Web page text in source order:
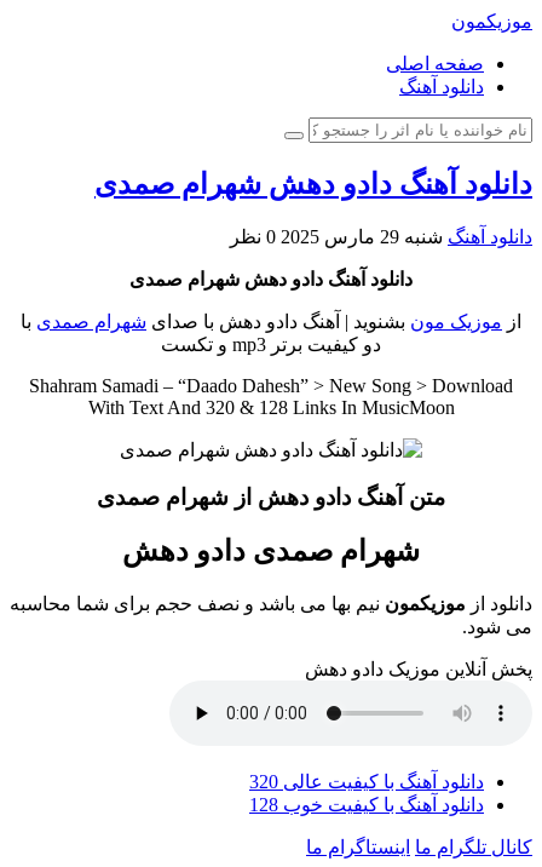
موزیکمون
صفحه اصلی
دانلود آهنگ
دانلود آهنگ دادو دهش شهرام صمدی
دانلود آهنگ شنبه 29 مارس 2025 0 نظر
دانلود آهنگ دادو دهش شهرام صمدی
از موزیک مون بشنوید | آهنگ دادو دهش با صدای شهرام صمدی با
دو کیفیت برتر mp3 و تکست
Shahram Samadi – “Daado Dahesh” > New Song > Download
With Text And 320 & 128 Links In MusicMoon
متن آهنگ دادو دهش از شهرام صمدی
شهرام صمدی دادو دهش
دانلود از موزیکمون نیم بها می باشد و نصف حجم برای شما محاسبه
می شود.
پخش آنلاین موزیک دادو دهش
دانلود آهنگ با کیفیت عالی 320
دانلود آهنگ با کیفیت خوب 128
کانال تلگرام ما اینستاگرام ما